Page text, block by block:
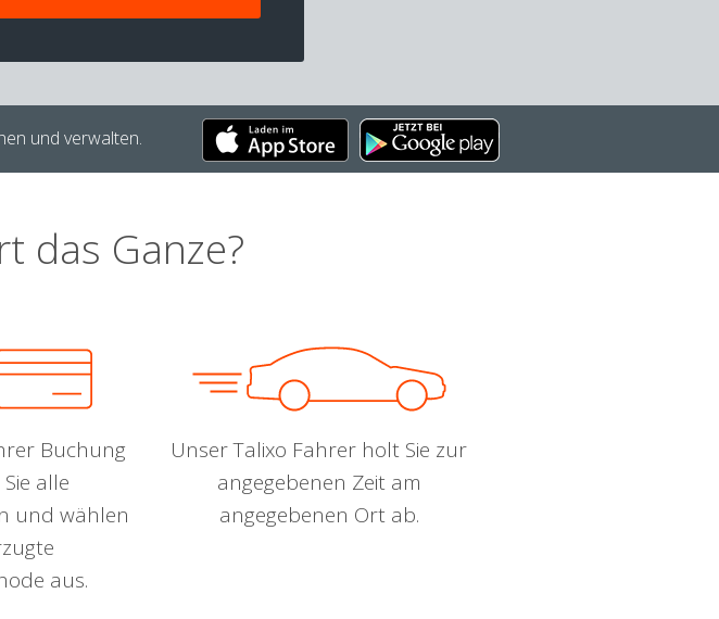
und verwalten.
das Ganze?
Buchung
alle
und wählen
aus.
Unser Talixo Fahrer holt Sie zur
angegebenen Zeit am
angegebenen Ort ab.